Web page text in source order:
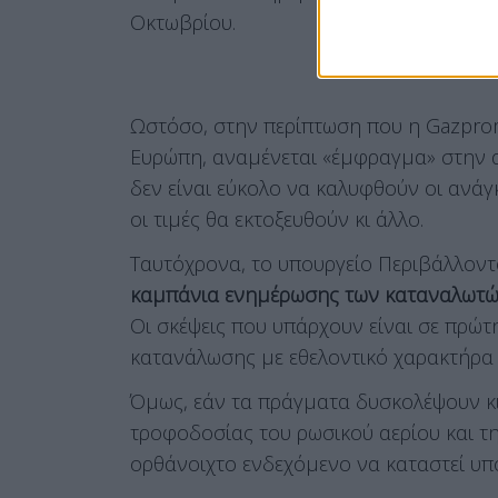
Οκτωβρίου.
Ωστόσο, στην περίπτωση που η
Ευρώπη, αναμένεται «έμφραγμα» στην
δεν είναι εύκολο να καλυφθούν οι
οι τιμές θα εκτοξευθούν κι άλλο.
Ταυτόχρονα, το υπουργείο
καμπάνια ενημέρωσης των
Οι σκέψεις που υπάρχουν είναι σε
κατανάλωσης με εθελοντικό χαρακτήρα
Όμως, εάν τα πράγματα δυσκολέψουν
τροφοδοσίας του ρωσικού αερίου και
ορθάνοιχτο ενδεχόμενο να καταστεί